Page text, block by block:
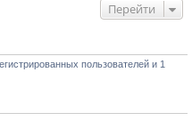
Перейти
пользователей и 1